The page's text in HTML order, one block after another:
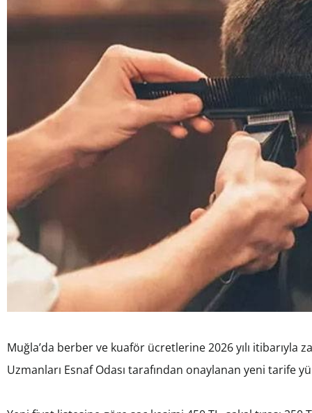
Muğla’da berber ve kuaför ücretlerine 2026 yılı itibarıyla
Uzmanları Esnaf Odası tarafından onaylanan yeni tarife